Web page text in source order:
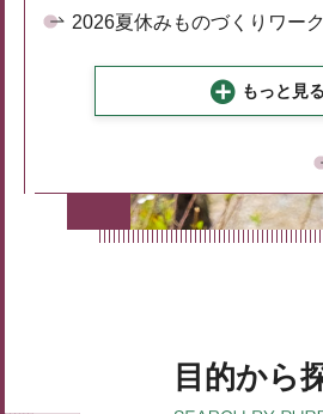
2026夏休みものづくりワー
もっと見る
目的から